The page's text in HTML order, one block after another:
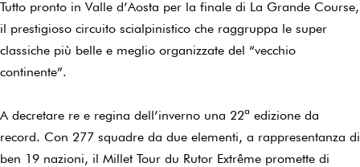
Tutto pronto in Valle d’Aosta per la finale di La Grande Course,
il prestigioso circuito scialpinistico che raggruppa le super
classiche più belle e meglio organizzate del “vecchio
continente”.
A decretare re e regina dell’inverno una 22ª edizione da
record. Con 277 squadre da due elementi, a rappresentanza di
ben 19 nazioni, il Millet Tour du Rutor Extrême promette di